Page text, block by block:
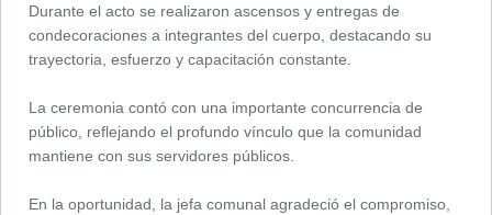
Durante el acto se realizaron ascensos y entregas de
condecoraciones a integrantes del cuerpo, destacando su
trayectoria, esfuerzo y capacitación constante.
La ceremonia contó con una importante concurrencia de
público, reflejando el profundo vínculo que la comunidad
mantiene con sus servidores públicos.
En la oportunidad, la jefa comunal agradeció el compromiso,